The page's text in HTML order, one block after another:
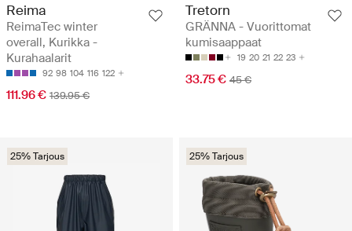
Reima
ReimaTec winter
overall, Kurikka -
Kurahaalarit
92 98 104 116 122
111.96 € 139.95 €
Tretorn
GRÄNNA - Vuorittomat
kumisaappaat
19 20 21 22 23
33.75 € 45 €
25% Tarjous 25% Tarjous